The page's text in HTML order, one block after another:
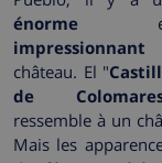
énorme
impressionnant
château. El "
de
ressemble à un
Mais les